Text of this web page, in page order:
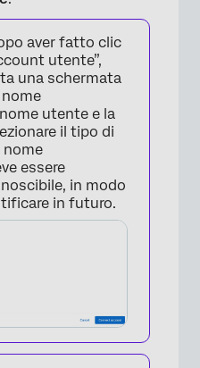
aver fatto clic
utente”,
una schermata
utente e la
il tipo di
nome
essere
in modo
in futuro.